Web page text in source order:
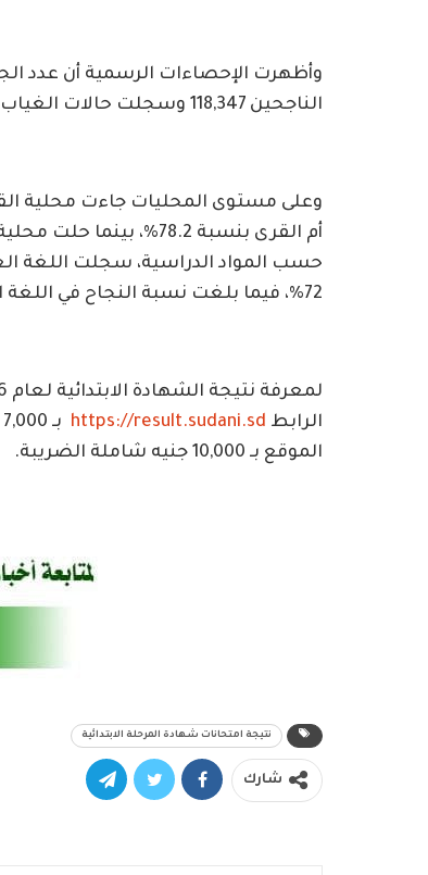
الناجحين 118,347 وسجلت حالات الغياب 6,648. وبلغت نسبة نجاح البنين 74.4%، مقابل 82% للبنات.
72%، فيما بلغت نسبة النجاح في اللغة الإنجليزية 40.1%
الرابط https://result.sudani.sd
الموقع بـ 10,000 جنيه شاملة الضريبة.
نتيجة امتحانات شهادة المرحلة الابتدائية
شارك